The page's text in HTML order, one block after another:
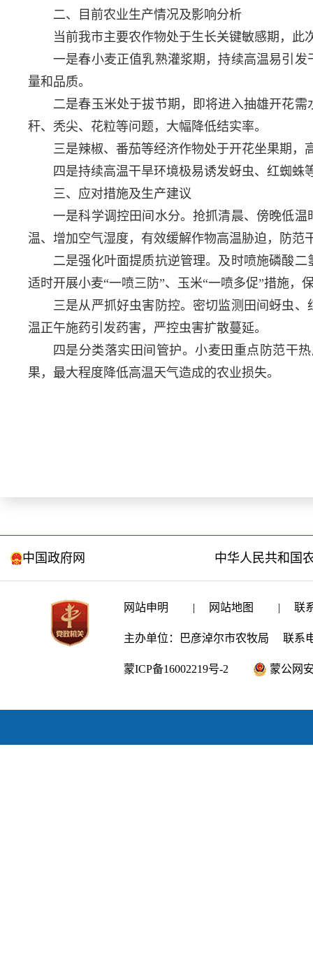
二、目前农业生产情况及影响分析
当前我市主要农作物处于生长关键敏感期，
一是春小麦正值乳熟灌浆期，持续高温易引
量和品质。
二是春玉米处于拔节期，即将进入抽雄开花
秆、秃尖、花粒等问题，大幅降低结实率。
三是辣椒、番茄等经济作物处于开花坐果期
四是持续高温干旱环境极易诱发蚜虫、红蜘
三、应对措施及生产建议
一是科学调控田间水分。抢抓清晨、傍晚低
温、增加空气湿度，有效缓解作物高温胁迫，防
二是强化叶面提质抗逆管理。及时喷施磷酸
适时开展小麦“一喷三防”、玉米“一喷多促”措施
三是从严抓好虫害防控。密切监测田间蚜虫
温正午施药引发药害，严控虫害扩散蔓延。
四是分类落实田间管护。小麦田重点防范干
果，最大程度降低高温天气造成的农业损失。
中国政府网 中华人民共和国
网站申明 | 网站地图 | 联
主办单位：巴彦淖尔市农牧局 联系
蒙ICP备16002219号-2 蒙公网